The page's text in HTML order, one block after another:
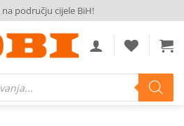
na području cijele BiH!